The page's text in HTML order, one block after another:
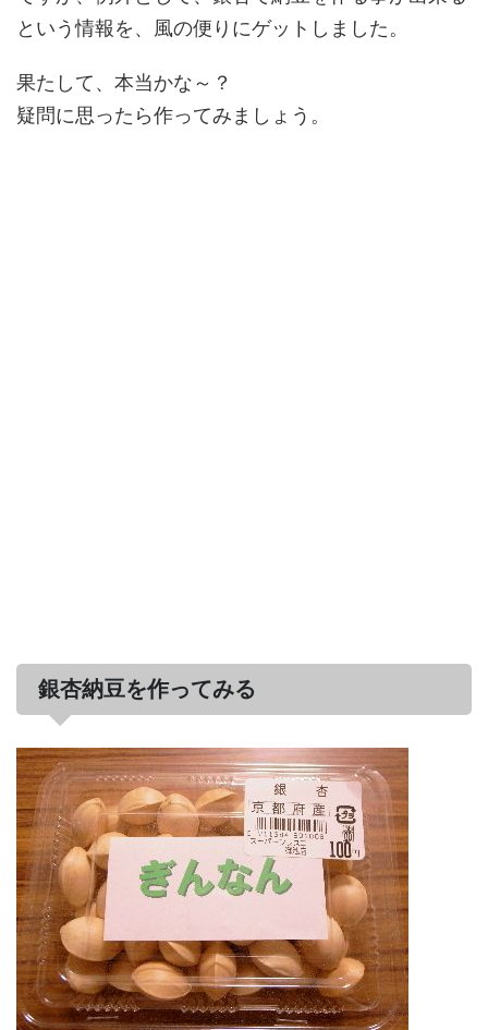
という情報を、風の便りにゲットしました。
果たして、本当かな～？
疑問に思ったら作ってみましょう。
銀杏納豆を作ってみる